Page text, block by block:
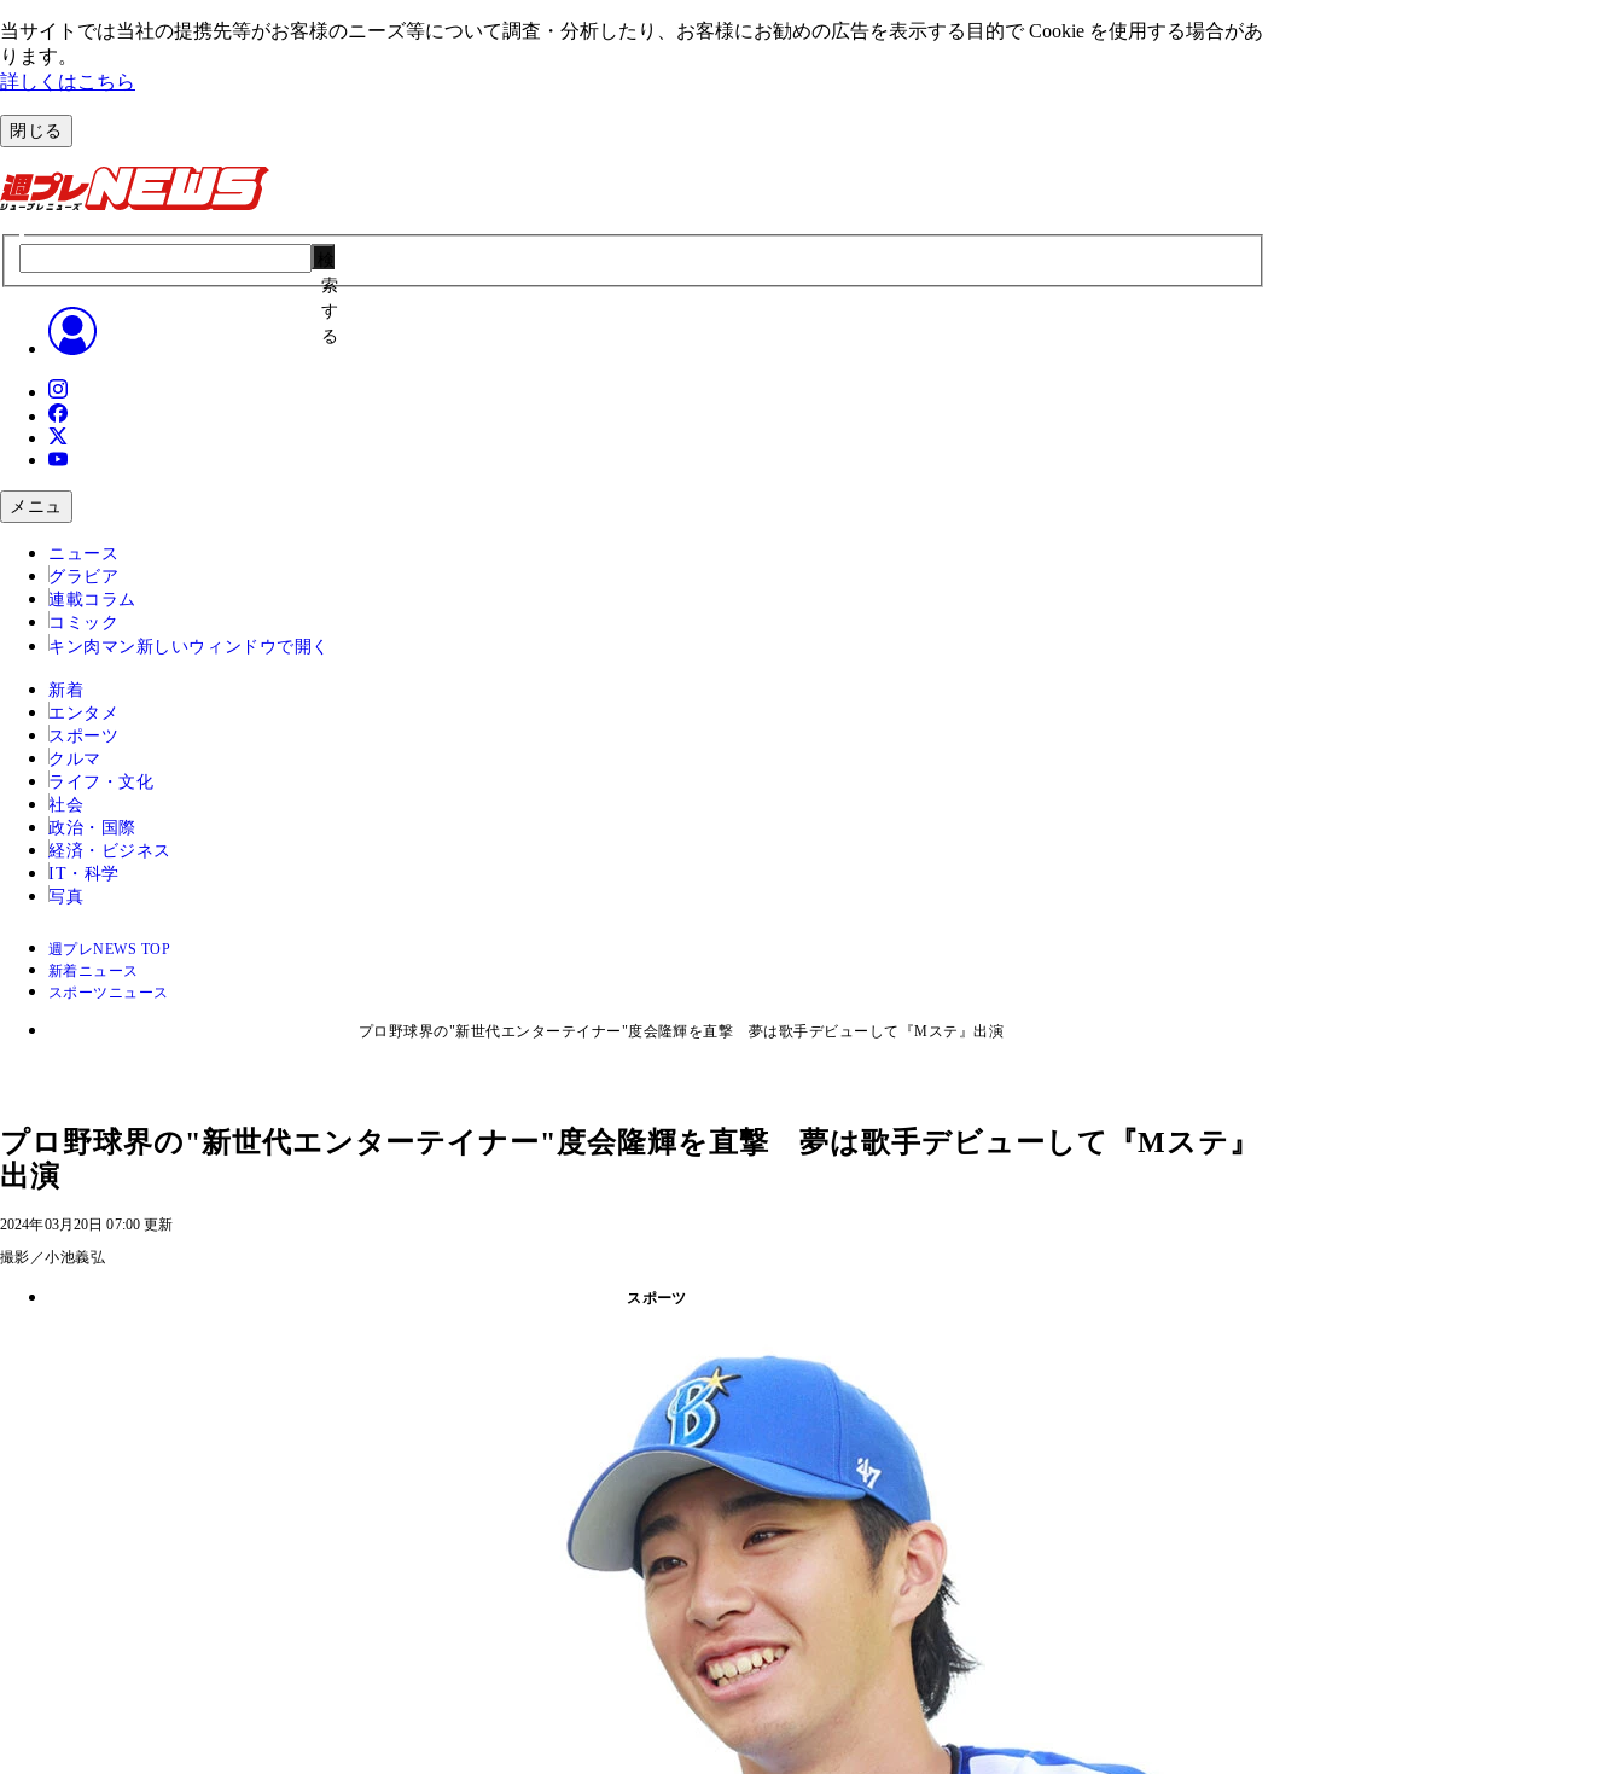
当サイトでは当社の提携先等がお客様のニーズ等について調査・分析したり、お客様にお勧めの広告を表⽰する⽬的で Cookie を使⽤する場合があ
ります。
詳しくはこちら
閉じる
索
す
る
メニュ
ニュース
グラビア
連載コラム
コミック
キン肉マン 新しいウィンドウで開く
新着
エンタメ
スポーツ
クルマ
ライフ・文化
社会
政治・国際
経済・ビジネス
IT・科学
写真
週プレNEWS TOP
新着ニュース
スポーツニュース
プロ野球界の"新世代エンターテイナー"度会隆輝を直撃 夢は歌手デビューして『Mステ』出演
プロ野球界の"新世代エンターテイナー"度会隆輝を直撃 夢は歌手デビューして『Mステ』
出演
2024年03月20日 07:00 更新
撮影／小池義弘
スポーツ